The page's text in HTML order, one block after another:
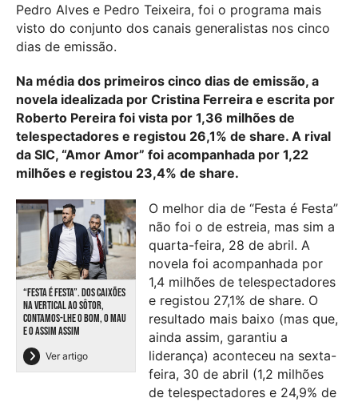
Pedro Alves e Pedro Teixeira, foi o programa mais
visto do conjunto dos canais generalistas nos cinco
dias de emissão.
Na média dos primeiros cinco dias de emissão, a
novela idealizada por Cristina Ferreira e escrita por
Roberto Pereira foi vista por 1,36 milhões de
telespectadores e registou 26,1% de share. A rival
da SIC, “Amor Amor” foi acompanhada por 1,22
milhões e registou 23,4% de share.
“FESTA É FESTA”. DOS CAIXÕES
NA VERTICAL AO SÔTOR,
CONTAMOS-LHE O BOM, O MAU
E O ASSIM ASSIM
Ver artigo
O melhor dia de “Festa é Festa”
não foi o de estreia, mas sim a
quarta-feira, 28 de abril. A
novela foi acompanhada por
1,4 milhões de telespectadores
e registou 27,1% de share. O
resultado mais baixo (mas que,
ainda assim, garantiu a
liderança) aconteceu na sexta-
feira, 30 de abril (1,2 milhões
de telespectadores e 24,9% de